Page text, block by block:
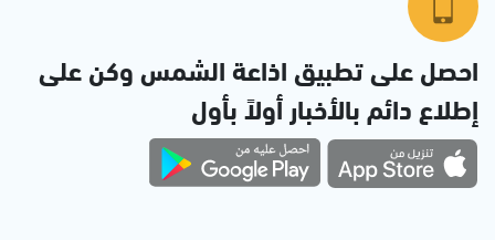
احصل على تطبيق اذاعة الشمس وكن على
إطلاع دائم بالأخبار أولاً بأول